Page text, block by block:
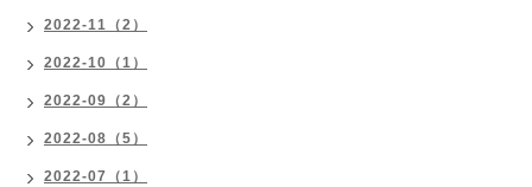
2022-11（2）
2022-10（1）
2022-09（2）
2022-08（5）
2022-07（1）